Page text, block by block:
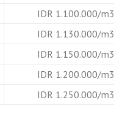
IDR 1.100.000/m3
IDR 1.130.000/m3
IDR 1.150.000/m3
IDR 1.200.000/m3
IDR 1.250.000/m3